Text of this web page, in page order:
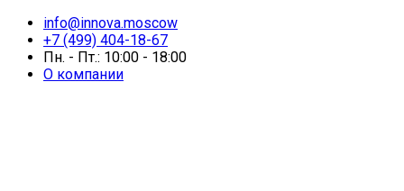
info@innova.moscow
+7 (499) 404-18-67
Пн. - Пт.: 10:00 - 18:00
О компании